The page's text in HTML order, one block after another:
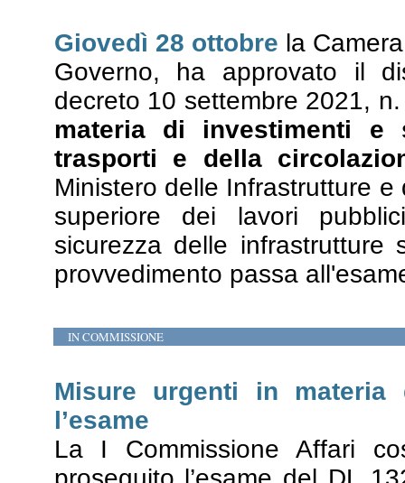
Giovedì 28 ottobre la
Governo, ha approvato il
decreto 10 settembre 2021,
materia di investimenti e
trasporti e della
Ministero delle Infrastrutture
superiore dei lavori
sicurezza delle infrastrutture
provvedimento passa
IN COMMISSIONE
Misure urgenti in
l’esame
La I Commissione Affari